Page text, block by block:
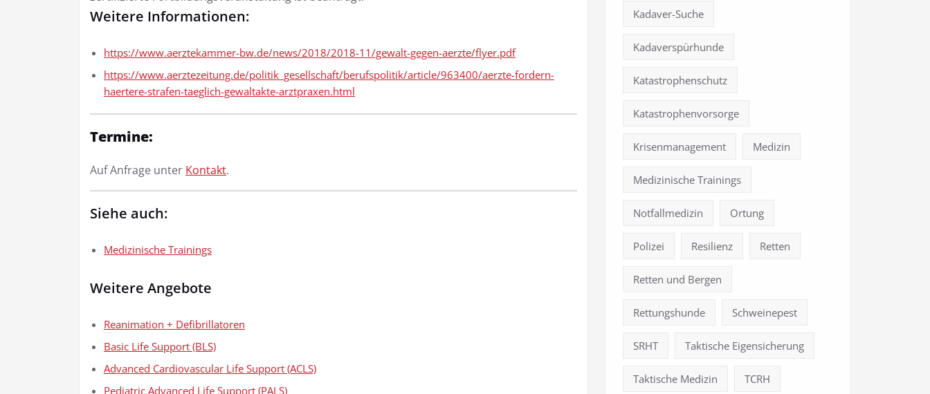
Weitere Informationen:
https://www.aerztekammer-bw.de/news/2018/2018-11/gewalt-gegen-aerzte/flyer.pdf
https://www.aerztezeitung.de/politik_gesellschaft/berufspolitik/article/963400/aerzte-fordern-
haertere-strafen-taeglich-gewaltakte-arztpraxen.html
Termine:
Auf Anfrage unter Kontakt.
Siehe auch:
Medizinische Trainings
Weitere Angebote
Reanimation + Defibrillatoren
Basic Life Support (BLS)
Advanced Cardiovascular Life Support (ACLS)
Pediatric Advanced Life Support (PALS)
Kadaver-Suche
Kadaverspürhunde
Katastrophenschutz
Katastrophenvorsorge
Krisenmanagement Medizin
Medizinische Trainings
Notfallmedizin Ortung
Polizei Resilienz Retten
Retten und Bergen
Rettungshunde Schweinepest
SRHT Taktische Eigensicherung
Taktische Medizin TCRH